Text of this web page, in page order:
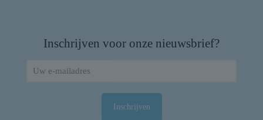
Inschrijven voor onze nieuwsbrief?